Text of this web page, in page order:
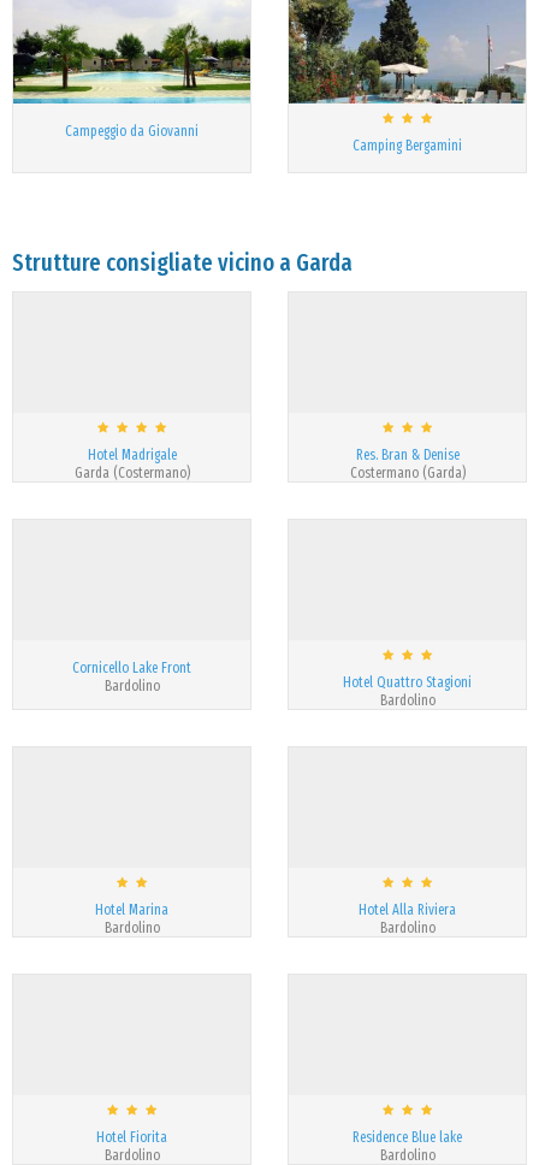
Campeggio da Giovanni
Camping Bergamini
Strutture consigliate vicino a Garda
Hotel Madrigale
Garda (Costermano)
Res. Bran & Denise
Costermano (Garda)
Cornicello Lake Front
Bardolino
Hotel Quattro Stagioni
Bardolino
Hotel Marina
Bardolino
Hotel Alla Riviera
Bardolino
Hotel Fiorita
Bardolino
Residence Blue lake
Bardolino